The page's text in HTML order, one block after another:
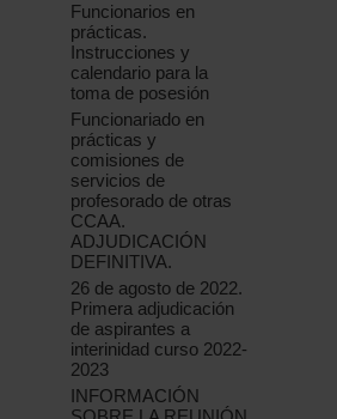
Funcionarios en
prácticas.
Instrucciones y
calendario para la
toma de posesión
Funcionariado en
prácticas y
comisiones de
servicios de
profesorado de otras
CCAA.
ADJUDICACIÓN
DEFINITIVA.
26 de agosto de 2022.
Primera adjudicación
de aspirantes a
interinidad curso 2022-
2023
INFORMACIÓN